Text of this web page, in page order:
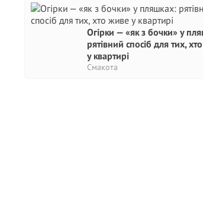
Огірки — «як з бочки» у
рятівний спосіб для тих,
у квартирі
Смакота